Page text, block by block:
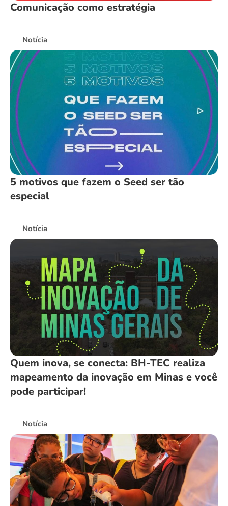
Comunicação como estratégia
Notícia
5 motivos que fazem o Seed ser tão
especial
Notícia
Quem inova, se conecta: BH-TEC realiza
mapeamento da inovação em Minas e você
pode participar!
Notícia